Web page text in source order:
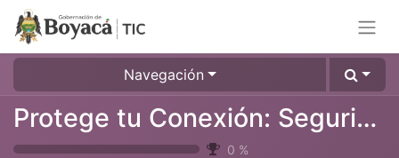
Navegación
Protege tu Conexión: Seguridad en Redes de Telecomunicaciones
0 %